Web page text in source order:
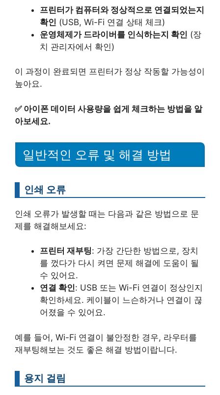
프린터가 컴퓨터와 정상적으로 연결되었는지
확인 (USB, Wi-Fi 연결 상태 체크)
운영체제가 드라이버를 인식하는지 확인 (장
치 관리자에서 확인)
이 과정이 완료되면 프린터가 정상 작동할 가능성이
높아요.
✅ 아이폰 데이터 사용량을 쉽게 체크하는 방법을 알
아보세요.
일반적인 오류 및 해결 방법
인쇄 오류
인쇄 오류가 발생할 때는 다음과 같은 방법으로 문
제를 해결해보세요:
프린터 재부팅: 가장 간단한 방법으로, 장치
를 껐다가 다시 켜면 문제 해결에 도움이 될
수 있어요.
연결 확인: USB 또는 Wi-Fi 연결이 정상인지
확인하세요. 케이블이 느슨하거나 연결이 끊
어졌을 수 있어요.
예를 들어, Wi-Fi 연결이 불안정한 경우, 라우터를
재부팅해보는 것도 좋은 해결 방법이랍니다.
용지 걸림